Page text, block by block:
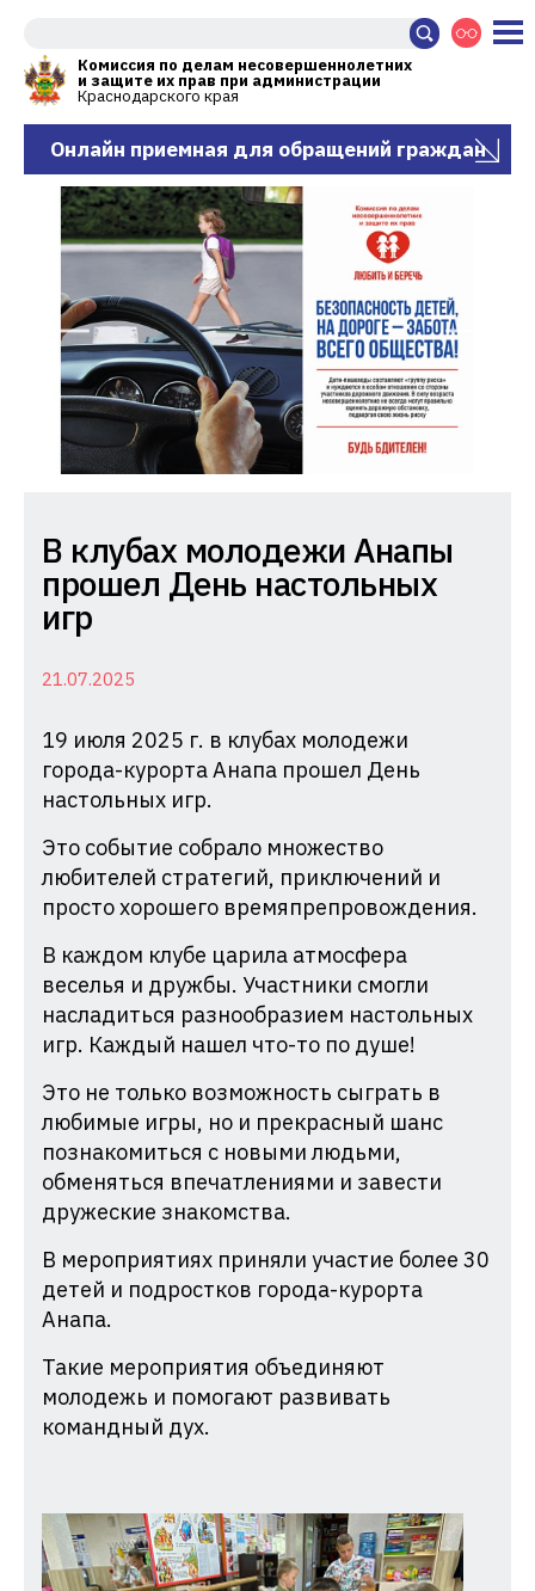
Комиссия по делам несовершеннолетних
и защите их прав при администрации
Краснодарского края
Онлайн приемная для обращений граждан
Комиссия
по
делам
несовершеннолетних
и
их
прав
при
Администрации
Краснодарского
края
В клубах молодежи Анапы
прошел День настольных
игр
21.07.2025
19 июля 2025 г. в клубах молодежи
города-курорта Анапа прошел День
настольных игр.
Это событие собрало множество
любителей стратегий, приключений и
просто хорошего времяпрепровождения.
В каждом клубе царила атмосфера
веселья и дружбы. Участники смогли
насладиться разнообразием настольных
игр. Каждый нашел что-то по душе!
Это не только возможность сыграть в
любимые игры, но и прекрасный шанс
познакомиться с новыми людьми,
обменяться впечатлениями и завести
дружеские знакомства.
В мероприятиях приняли участие более 30
детей и подростков города-курорта
Анапа.
Такие мероприятия объединяют
молодежь и помогают развивать
командный дух.